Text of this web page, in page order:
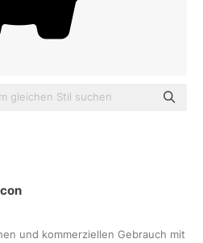
und kommerziellen Gebrauch mit